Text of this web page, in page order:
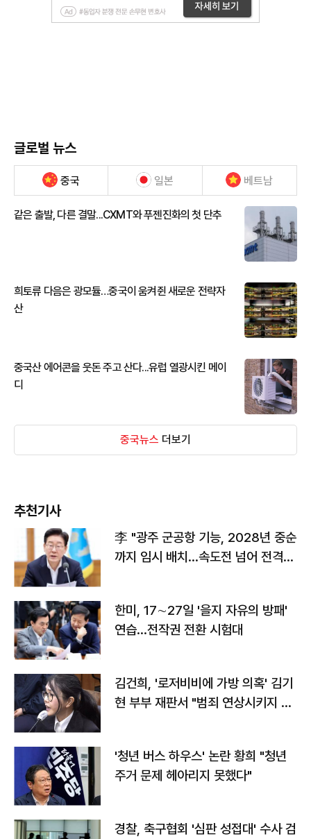
글로벌 뉴스
중국 일본 베트남
같은 출발, 다른 결말...CXMT와 푸젠진화의 첫 단추
희토류 다음은 광모듈…중국이 움켜쥔 새로운 전략자
산
중국산 에어콘을 웃돈 주고 산다...유럽 열광시킨 메이
디
중국뉴스 더보기
추천기사
李 "광주 군공항 기능, 2028년 중순
까지 임시 배치…속도전 넘어 전격
한미, 17∼27일 '을지 자유의 방패'
연습…전작권 전환 시험대
김건희, '로저비비에 가방 의혹' 김기
현 부부 재판서 "범죄 연상시키지 말
'청년 버스 하우스' 논란 황희 "청년
주거 문제 헤아리지 못했다"
경찰, 축구협회 '심판 성접대' 수사 검